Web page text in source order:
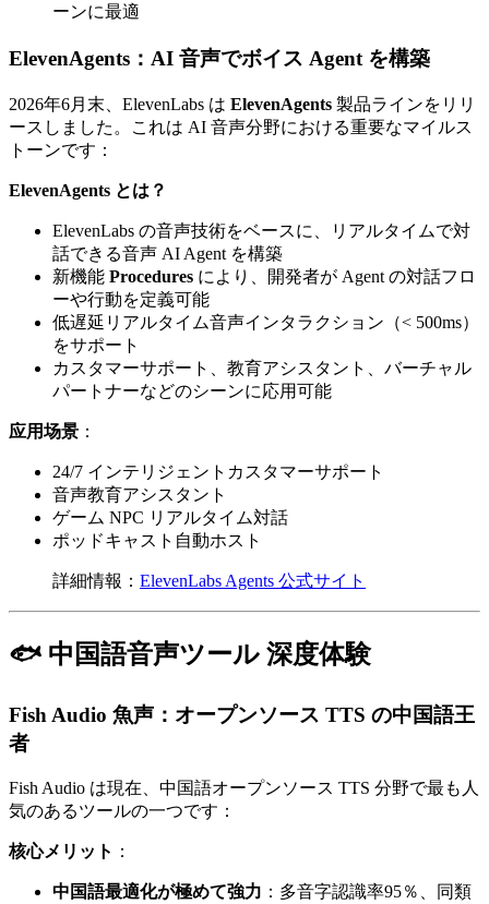
ーンに最適
ElevenAgents：AI 音声でボイス Agent を構築
2026年6月末、ElevenLabs は ElevenAgents 製品ラインをリリ
ースしました。これは AI 音声分野における重要なマイルス
トーンです：
ElevenAgents とは？
ElevenLabs の音声技術をベースに、リアルタイムで対
話できる音声 AI Agent を構築
新機能 Procedures により、開発者が Agent の対話フロ
ーや行動を定義可能
低遅延リアルタイム音声インタラクション（< 500ms）
をサポート
カスタマーサポート、教育アシスタント、バーチャル
パートナーなどのシーンに応用可能
应用场景 ：
24/7 インテリジェントカスタマーサポート
音声教育アシスタント
ゲーム NPC リアルタイム対話
ポッドキャスト自動ホスト
詳細情報： ElevenLabs Agents 公式サイト
🐟 中国語音声ツール 深度体験
Fish Audio 魚声：オープンソース TTS の中国語王
者
Fish Audio は現在、中国語オープンソース TTS 分野で最も人
気のあるツールの一つです：
核心メリット ：
中国語最適化が極めて強力 ：多音字認識率95％、同類